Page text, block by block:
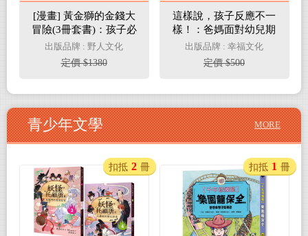
[漫畫] 黃金獅的金錢大
冒險(3冊套書)：孩子必
學，理財×投資×遊戲故
事，從小養成高財商FQ
小富翁【套書限定贈
戰牌卡12張
出版品牌 : 野人文化
定價 $1380
這樣說，孩子反應不一
樣！：爸媽面對幼兒期
及小學時期孩子的說話
練習，「先同理，再教
導」，溝通效果會更
出版品牌 : 幸福文化
定價 $500
青少年文學 MORE
扣抵 2 冊 扣抵 1 冊